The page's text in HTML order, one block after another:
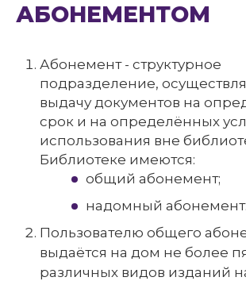
АБОНЕМЕНТОМ
Абонемент - структурное
подразделение,
выдачу документов на
срок и на определённых
использования вне
Библиотеке имеются:
общий абонемент;
надомный абонемент.
Пользователю общего
выдаётся на дом не более
различных видов изданий